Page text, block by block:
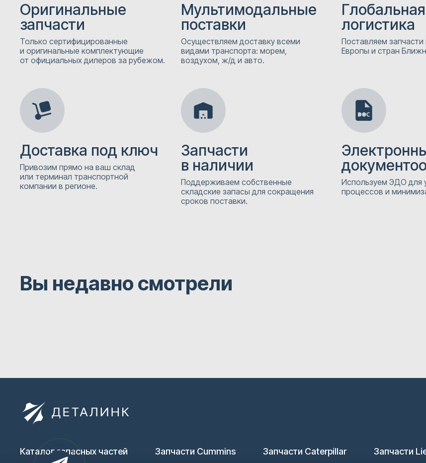
Оригинальные
запчасти
Только сертифицированные
и оригинальные комплектующие
от официальных дилеров за рубежом.
Мультимодальные
поставки
Осуществляем доставку всеми
видами транспорта: морем,
воздухом, ж/д и авто.
Глобальная
логистика
Поставляем
Европы и стран
Доставка под ключ
Привозим прямо на ваш склад
или терминал транспортной
компании в регионе.
Запчасти
в наличии
Поддерживаем собственные
складские запасы для сокращения
сроков поставки.
Используем ЭДО для
процессов и
Вы недавно смотрели
Каталог запасных частей Запчасти Cummins Запчасти Caterpillar Запчасти